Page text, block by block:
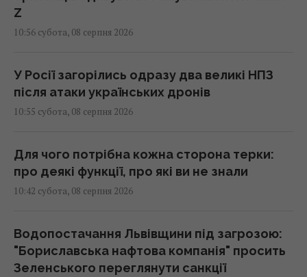
Z
10:56 субота, 08 серпня 2026
У Росії загорілись одразу два великі НПЗ
після атаки українських дронів
10:55 субота, 08 серпня 2026
Для чого потрібна кожна сторона терки:
про деякі функції, про які ви не знали
10:42 субота, 08 серпня 2026
Водопостачання Львівщини під загрозою:
"Бориславська нафтова компанія" просить
Зеленського переглянути санкції